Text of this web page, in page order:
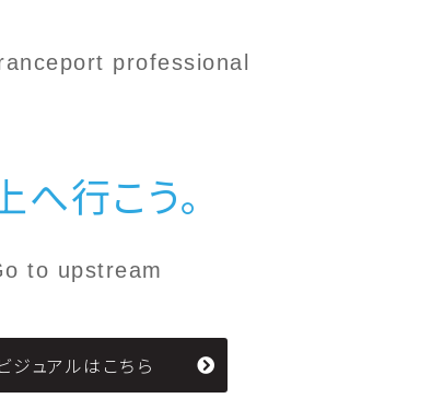
professional
へ行こう。
to upstream
ビジュアルはこちら